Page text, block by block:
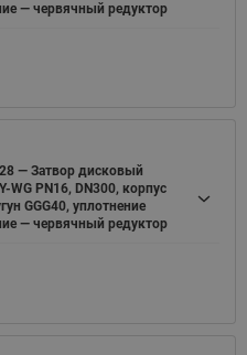
— червячный редуктор
— Затвор дисковый
WG PN16, DN300, корпус
GGG40, уплотнение
— червячный редуктор